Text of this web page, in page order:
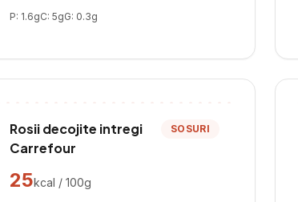
P: 1.6gC: 5gG: 0.3g
Rosii decojite intregi
Carrefour
SOSURI
25kcal / 100g